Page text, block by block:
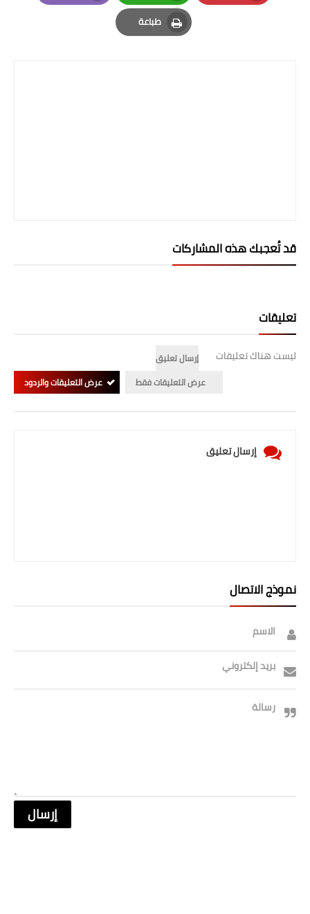
Pinterest
Whatsapp
Email
طباعة
Print
قد تُعجبك هذه المشاركات
تعليقات
ليست هناك تعليقات
إرسال تعليق
عرض التعليقات فقط
عرض التعليقات والردود
إرسال تعليق
نموذج الاتصال
الاسم
بريد إلكتروني
رسالة